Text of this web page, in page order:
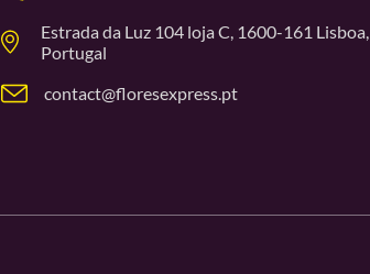
Estrada da Luz 104 loja C, 1600-161 Lisboa,
Portugal
contact@floresexpress.pt